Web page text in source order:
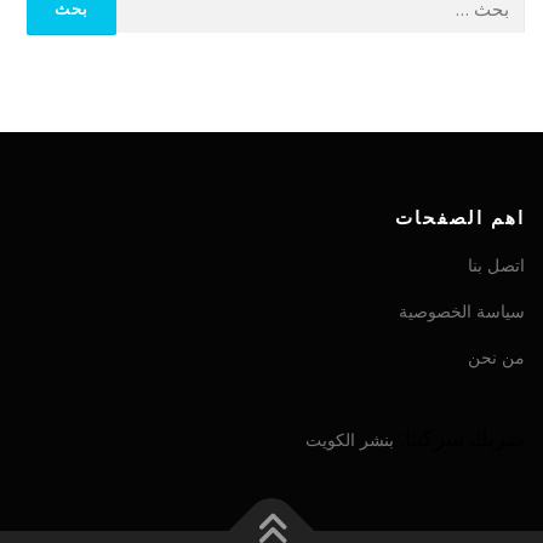
اهم الصفحات
اتصل بنا
سياسة الخصوصية
من نحن
بنشر الكويت